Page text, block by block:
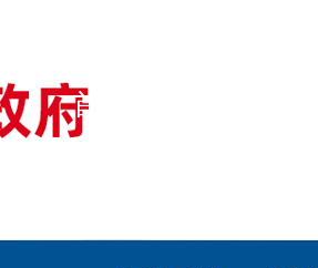
首页